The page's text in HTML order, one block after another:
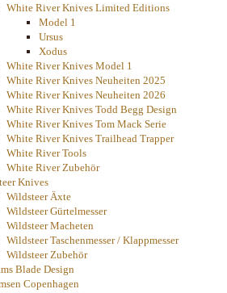
White River Knives Limited Editions
Model 1
Ursus
Xodus
White River Knives Model 1
White River Knives Neuheiten 2025
White River Knives Neuheiten 2026
White River Knives Todd Begg Design
White River Knives Tom Mack Serie
White River Knives Trailhead Trapper
White River Tools
White River Zubehör
Knives
Wildsteer Äxte
Wildsteer Gürtelmesser
Wildsteer Macheten
Wildsteer Taschenmesser / Klappmesser
Wildsteer Zubehör
Blade Design
Copenhagen